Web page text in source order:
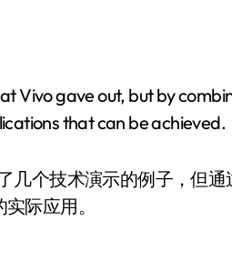
Vivo gave out, but by
that can be achieved.
几个技术演示的例子，但
际应用。